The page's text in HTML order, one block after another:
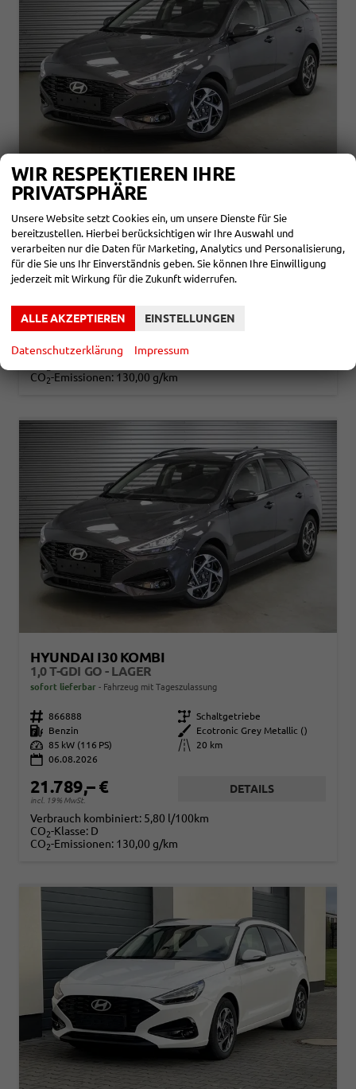
HYUNDAI I30 KOMBI
1,0 T-GDI GO - LAGER
sofort lieferbar Fahrzeug mit Tageszulassung
Fahrzeugnr. 866887 Getriebe Schaltgetriebe
Kraftstoff Benzin Außenfarbe Ecotronic Grey Metallic ()
Leistung 85 kW (116 PS) Kilometerstand 20 km
21.789,– €
incl. 19% MwSt.
DETAILS
Verbrauch kombiniert:5,80 l/100km
CO2-Emissionen: 130,00 g/km
HYUNDAI I30 KOMBI
1,0 T-GDI GO - LAGER
sofort lieferbar Fahrzeug mit Tageszulassung
Fahrzeugnr. 866888 Getriebe Schaltgetriebe
Kraftstoff
Benzin Außenfarbe
Ecotronic Grey Metallic ()
Leistung 85 kW (116 PS) Kilometerstand
20 km
06.08.2026
21.789,– €
incl. 19% MwSt.
DETAILS
Verbrauch kombiniert: 5,80 l/100km
CO2-Klasse: D
CO2-Emissionen: 130,00 g/km
WIR RESPEKTIEREN IHRE
PRIVATSPHÄRE
Unsere Website setzt Cookies ein, um unsere Dienste für Sie
bereitzustellen. Hierbei berücksichtigen wir Ihre Auswahl und
verarbeiten nur die Daten für Marketing, Analytics und Personalisierung,
für die Sie uns Ihr Einverständnis geben. Sie können Ihre Einwilligung
jederzeit mit Wirkung für die Zukunft widerrufen.
ALLE AKZEPTIEREN EINSTELLUNGEN
Datenschutzerklärung Impressum